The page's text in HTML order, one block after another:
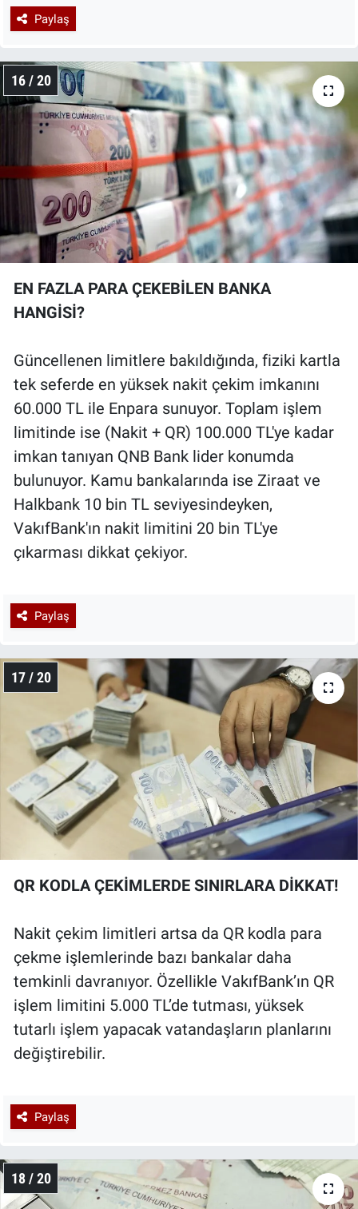
Paylaş
16 / 20
EN FAZLA PARA ÇEKEBİLEN BANKA
HANGİSİ?
Güncellenen limitlere bakıldığında, fiziki kartla
tek seferde en yüksek nakit çekim imkanını
60.000 TL ile Enpara sunuyor. Toplam işlem
limitinde ise (Nakit + QR) 100.000 TL'ye kadar
imkan tanıyan QNB Bank lider konumda
bulunuyor. Kamu bankalarında ise Ziraat ve
Halkbank 10 bin TL seviyesindeyken,
VakıfBank'ın nakit limitini 20 bin TL'ye
çıkarması dikkat çekiyor.
Paylaş
17 / 20
QR KODLA ÇEKİMLERDE SINIRLARA DİKKAT!
Nakit çekim limitleri artsa da QR kodla para
çekme işlemlerinde bazı bankalar daha
temkinli davranıyor. Özellikle VakıfBank’ın QR
işlem limitini 5.000 TL’de tutması, yüksek
tutarlı işlem yapacak vatandaşların planlarını
değiştirebilir.
Paylaş
18 / 20